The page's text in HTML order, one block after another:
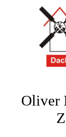
Oliver